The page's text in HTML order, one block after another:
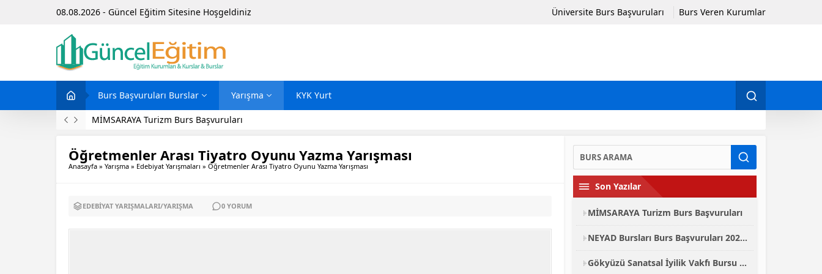
08.08.2026 - Güncel Eğitim Sitesine Hoşgeldiniz Üniversite Burs Başvuruları Burs Veren Kurumlar
Burs Başvuruları Burslar Yarışma KYK Yurt
MİMSARAYA Turizm Burs Başvuruları
Öğretmenler Arası Tiyatro Oyunu Yazma Yarışması
Anasayfa » Yarışma » Edebiyat Yarışmaları » Öğretmenler Arası Tiyatro Oyunu Yazma Yarışması
EDEBIYAT YARIŞMALARI/YARIŞMA 0 YORUM
Son Yazılar
MİMSARAYA Turizm Burs Başvuruları
NEYAD Bursları Burs Başvuruları 2026-2027
Gökyüzü Sanatsal İyilik Vakfı Bursu Başvuruları 2026-2027